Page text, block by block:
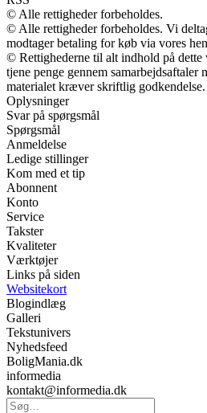
© Alle rettigheder forbeholdes.
© Alle rettigheder forbeholdes. Vi
modtager betaling for køb via vores
© Rettighederne til alt indhold på dette
tjene penge gennem samarbejdsaftaler
materialet kræver skriftlig godkendelse.
Oplysninger
Svar på spørgsmål
Spørgsmål
Anmeldelse
Ledige stillinger
Kom med et tip
Abonnent
Konto
Service
Takster
Kvaliteter
Værktøjer
Links på siden
Websitekort
Blogindlæg
Galleri
Tekstunivers
Nyhedsfeed
BoligMania.dk
informedia
kontakt@informedia.dk